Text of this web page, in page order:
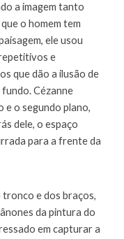
a imagem tanto
o homem tem
ele usou
e
que dão a ilusão de
Cézanne
e o segundo plano,
dele, o espaço
para a frente da
tronco e dos braços,
da pintura do
em capturar a